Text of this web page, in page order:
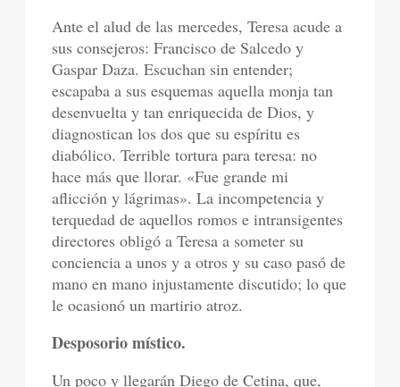
Ante el alud de las mercedes, Teresa acude a
sus consejeros: Francisco de Salcedo y
Gaspar Daza. Escuchan sin entender;
escapaba a sus esquemas aquella monja tan
desenvuelta y tan enriquecida de Dios, y
diagnostican los dos que su espíritu es
diabólico. Terrible tortura para teresa: no
hace más que llorar. «Fue grande mi
aflicción y lágrimas». La incompetencia y
terquedad de aquellos romos e intransigentes
directores obligó a Teresa a someter su
conciencia a unos y a otros y su caso pasó de
mano en mano injustamente discutido; lo que
le ocasionó un martirio atroz.
Desposorio místico.
Un poco y llegarán Diego de Cetina, que,